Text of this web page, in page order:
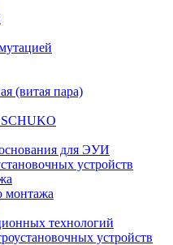
(витая пара)
SCHUKO
для ЭУИ
устройств
монтажа
технологий
устройств